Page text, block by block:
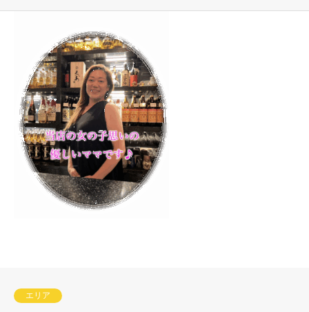
エリア